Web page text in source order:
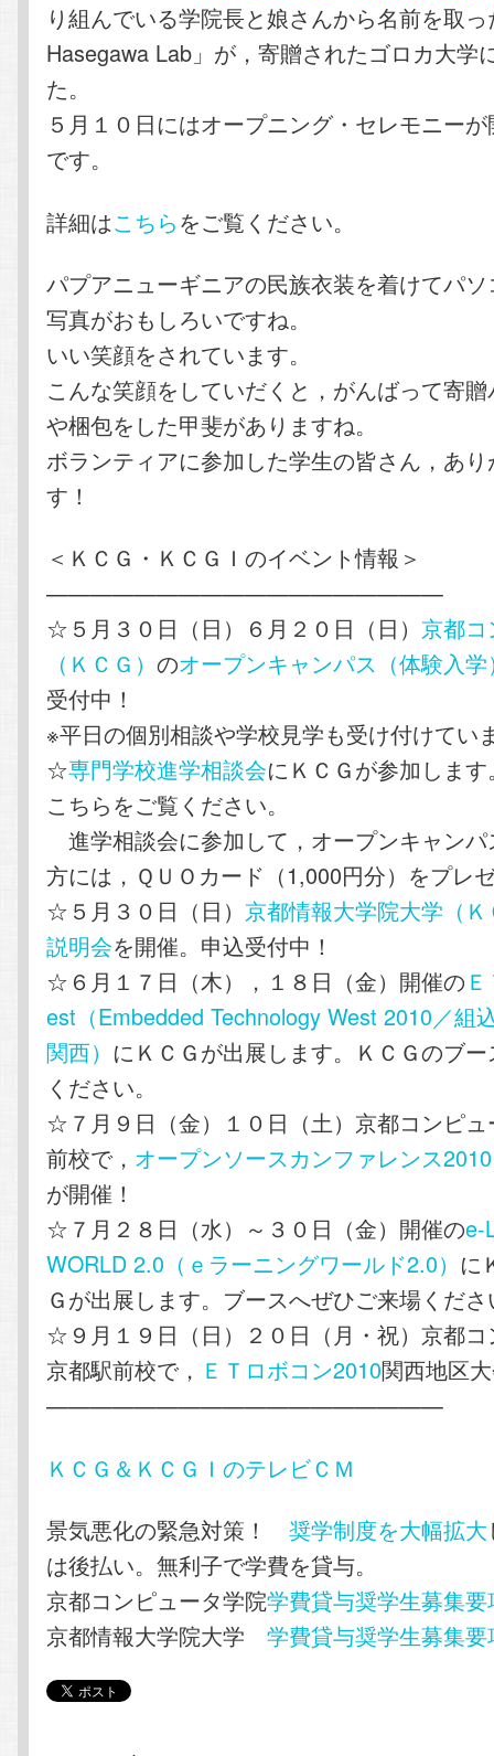
り組んでいる学院長と娘さんから名前を取っ
Hasegawa Lab」が，寄贈されたゴロカ大学
た。
５月１０日にはオープニング・セレモニー
です。
詳細はこちらをご覧ください。
パプアニューギニアの民族衣装を着けてパ
写真がおもしろいですね。
いい笑顔をされています。
こんな笑顔をしていだくと，がんばって寄
や梱包をした甲斐がありますね。
ボランティアに参加した学生の皆さん，あ
す！
＜ＫＣＧ・ＫＣＧＩのイベント情報＞
——————————————————
☆５月３０日（日）６月２０日（日） 京都
（ＫＣＧ）のオープンキャンパス（体験入学
受付中！
※平日の個別相談や学校見学も受け付けてい
☆専門学校進学相談会にＫＣＧが参加しま
こちらをご覧ください。
進学相談会に参加して，オープンキャン
方には，ＱＵＯカード（1,000円分）をプレ
☆５月３０日（日） 京都情報大学院大学（
説明会を開催。申込受付中！
☆６月１７日（木），１８日（金）開催の
est（Embedded Technology West 2010／組
関西） にＫＣＧが出展します。ＫＣＧのブ
ください。
☆７月９日（金）１０日（土）京都コンピ
前校で， オープンソースカンファレンス
が開催！
☆７月２８日（水）～３０日（金）開催のe-
WORLD 2.0（ｅラーニングワールド2.0） に
Ｇが出展します。ブースへぜひご来場くだ
☆９月１９日（日）２０日（月・祝）京都
京都駅前校で， ＥＴロボコン2010関西地区
——————————————————
ＫＣＧ＆ＫＣＧＩのテレビＣＭ
景気悪化の緊急対策！奨学制度を大幅拡大
は後払い。無利子で学費を貸与。
京都コンピュータ学院学費貸与奨学生募集要
京都情報大学院大学学費貸与奨学生募集要